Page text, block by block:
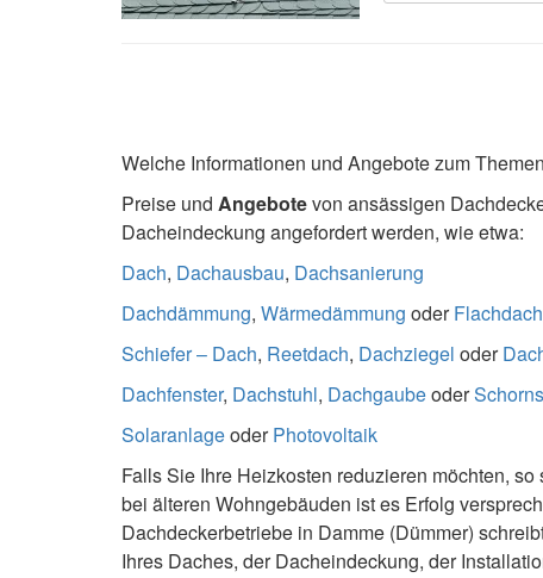
Welche Informationen und Angebote zum
Preise und Angebotevon ansässigen
Dacheindeckung angefordert werden, wie etwa:
Dach, Dachausbau, Dachsanierung
Dachdämmung, Wärmedämmung oderFlachdach
Schiefer – Dach, Reetdach, Dachziegel oder
Dachfenster, Dachstuhl, Dachgaubeoder
SolaranlageoderPhotovoltaik
Falls Sie Ihre Heizkosten reduzieren möchten,
bei älteren Wohngebäuden ist es Erfolg
Dachdeckerbetriebe in Damme (Dümmer)
Ihres Daches, der Dacheindeckung, der